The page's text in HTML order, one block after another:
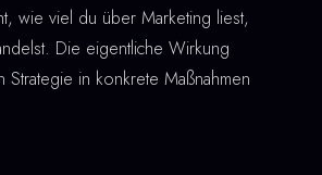
wie viel du über Marketing liest,
Die eigentliche Wirkung
Strategie in konkrete Maßnahmen